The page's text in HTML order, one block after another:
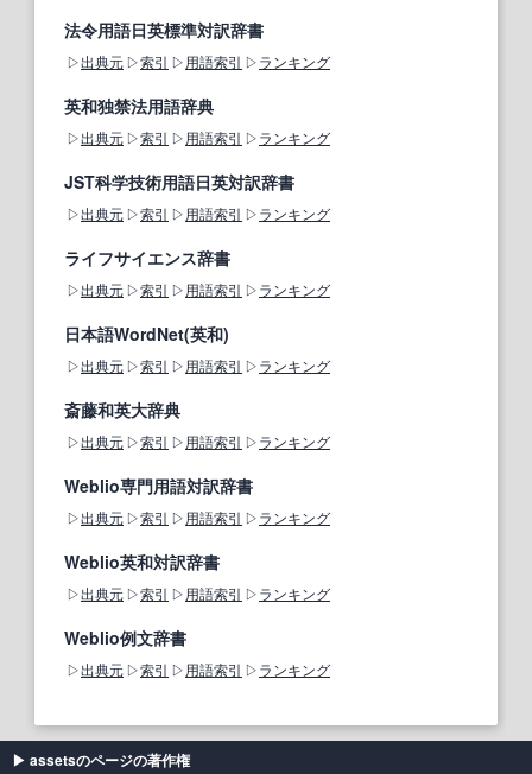
法令用語日英標準対訳辞書
出典元 索引 用語索引 ランキング
英和独禁法用語辞典
出典元 索引 用語索引 ランキング
JST科学技術用語日英対訳辞書
出典元 索引 用語索引 ランキング
ライフサイエンス辞書
出典元 索引 用語索引 ランキング
日本語WordNet(英和)
出典元 索引 用語索引 ランキング
斎藤和英大辞典
出典元 索引 用語索引 ランキング
Weblio専門用語対訳辞書
出典元 索引 用語索引 ランキング
Weblio英和対訳辞書
出典元 索引 用語索引 ランキング
Weblio例文辞書
出典元 索引 用語索引 ランキング
assetsのページの著作権